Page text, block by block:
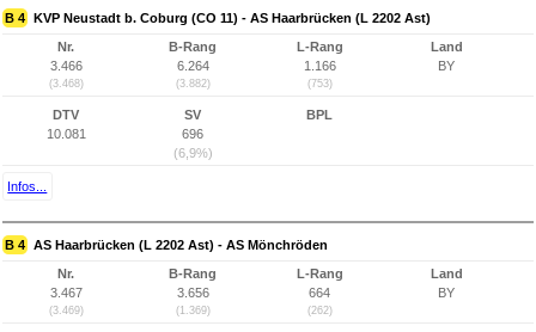
B 4 KVP Neustadt b. Coburg (CO 11) - AS Haarbrücken (L 2202 Ast)
Nr.
3.466
(3.468)
B-Rang
6.264
(3.882)
L-Rang
1.166
(753)
Land
BY
DTV
10.081
SV
696
(6,9%)
BPL
Infos...
B 4 AS Haarbrücken (L 2202 Ast) - AS Mönchröden
Nr.
3.467
(3.469)
B-Rang
3.656
(1.369)
L-Rang
664
(262)
Land
BY